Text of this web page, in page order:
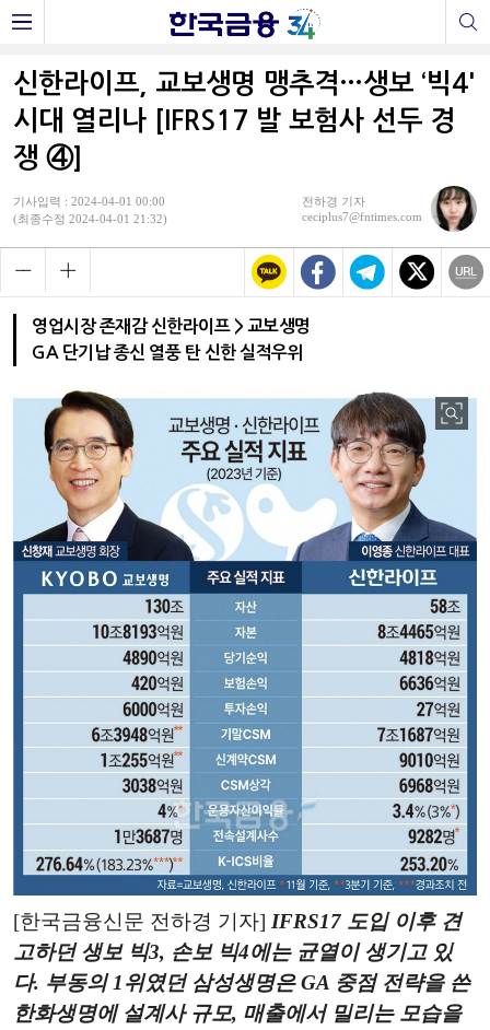
신한라이프, 교보생명 맹추격…생보 ‘빅4'
시대 열리나 [IFRS17 발 보험사 선두 경
쟁 ④]
기사입력 : 2024-04-01 00:00
(최종수정 2024-04-01 21:32)
전하경 기자
ceciplus7@fntimes.com
영업시장 존재감 신한라이프 > 교보생명
GA 단기납 종신 열풍 탄 신한 실적우위
[한국금융신문 전하경 기자] IFRS17 도입 이후 견
고하던 생보 빅3, 손보 빅4에는 균열이 생기고 있
다. 부동의 1위였던 삼성생명은 GA 중점 전략을 쓴
한화생명에 설계사 규모, 매출에서 밀리는 모습을